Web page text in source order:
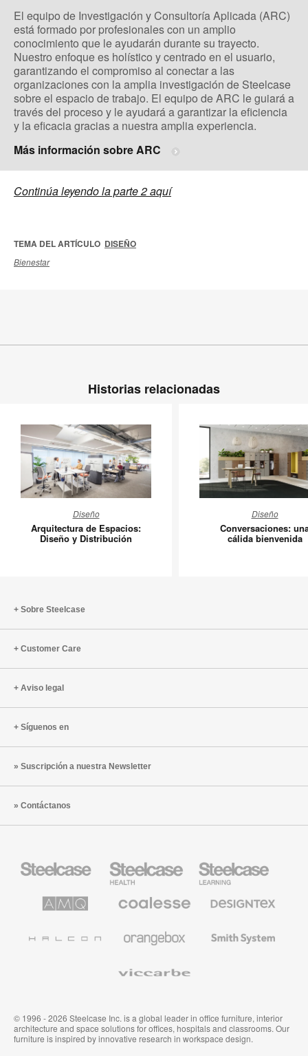
El equipo de Investigación y Consultoría Aplicada (ARC)
está formado por profesionales con un amplio
conocimiento que le ayudarán durante su trayecto.
Nuestro enfoque es holístico y centrado en el usuario,
garantizando el compromiso al conectar a las
organizaciones con la amplia investigación de Steelcase
sobre el espacio de trabajo. El equipo de ARC le guiará a
través del proceso y le ayudará a garantizar la eficiencia
y la eficacia gracias a nuestra amplia experiencia.
Más información sobre ARC
Continúa leyendo la parte 2 aquí
TEMA DEL ARTÍCULO DISEÑO
Bienestar
Historias relacionadas
de
Espacios:
Diseño
Arquitectura de Espacios:
Diseño y Distribución
una
cálida
Diseño
Conversaciones:
cálida bienvenida
Sobre Steelcase
Customer Care
Aviso legal
Síguenos en
Suscripción a nuestra Newsletter
Contáctanos
Steelcase
para
sanidad
Steelcase
para
educación
Steelcase
Solutions
premium
System
© 1996 - 2026 Steelcase Inc. is a global leader in office furniture, interior
architecture and space solutions for offices, hospitals and classrooms. Our
furniture is inspired by innovative research in workspace design.